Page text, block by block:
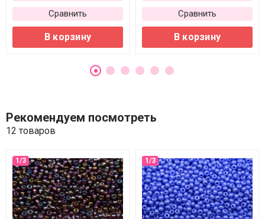
Сравнить
В корзину
Сравнить
В корзину
Рекомендуем посмотреть
12 товаров